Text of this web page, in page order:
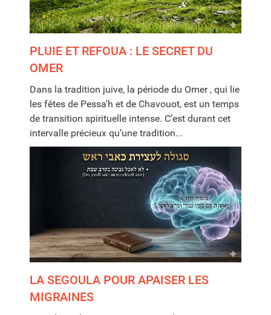
PLUIE ET REFOUA : LE SECRET DU
OMER
Dans la tradition juive, la période du Omer , qui lie
les fêtes de Pessa'h et de Chavouot, est un temps
de transition spirituelle intense. C’est durant cet
intervalle précieux qu’une tradition...
LA SEGOULA POUR APAISER LES
MIGRAINES